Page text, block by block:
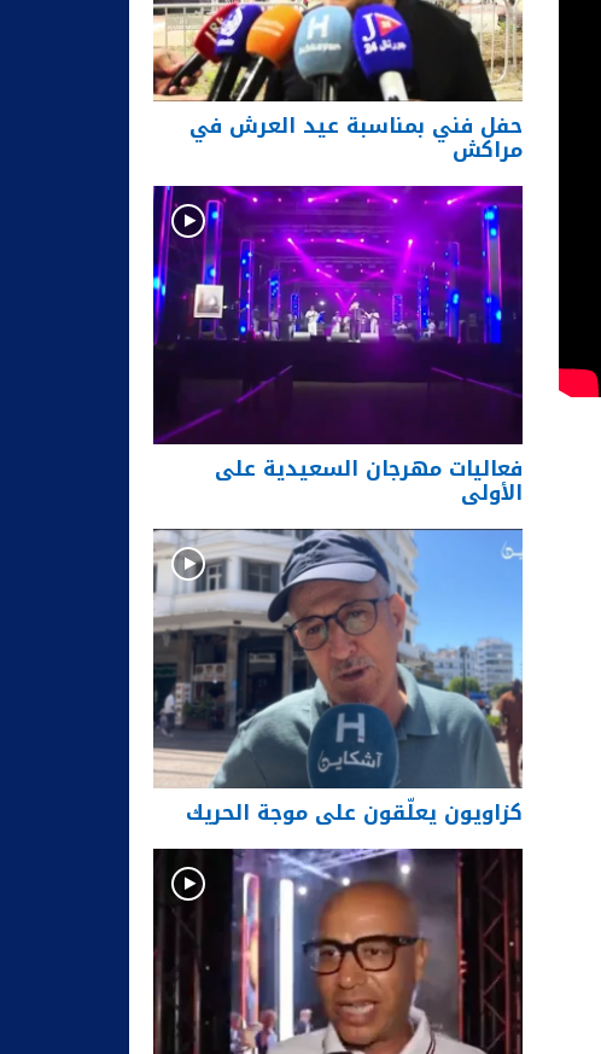
حفل فني بمناسبة عيد العرش في
مراكش
فعاليات مهرجان السعيدية على
الأولى
كزاويون يعلّقون على موجة الحريك